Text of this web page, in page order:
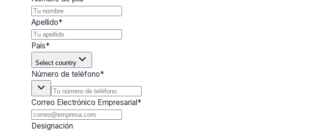
Apellido*
País*
Select country
Número de teléfono*
Correo Electrónico Empresarial*
Designación